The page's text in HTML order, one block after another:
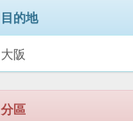
目的地
大阪
分區